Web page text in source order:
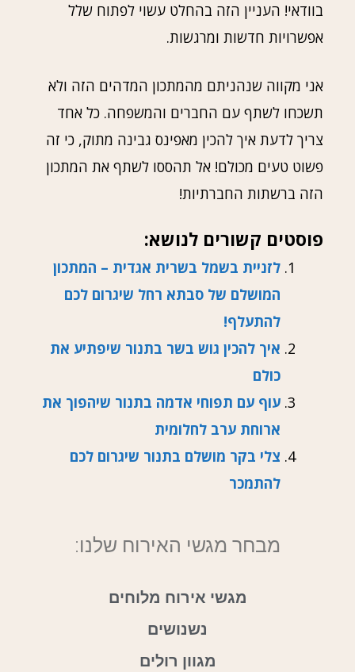
בוודאי! העניין הזה בהחלט עשוי לפתוח שלל
אפשרויות חדשות ומרגשות.
אני מקווה שנהניתם מהמתכון המדהים הזה ולא
תשכחו לשתף עם החברים והמשפחה. כל אחד
צריך לדעת איך להכין מאפינס גבינה מתוק, כי זה
פשוט טעים מכולם! אל תהססו לשתף את המתכון
הזה ברשתות החברתיות!
פוסטים קשורים לנושא:
לזניית בשמל בשרית אגדית – המתכון
המושלם של סבתא רחל שיגרום לכם
להתעלף!
איך להכין גוש בשר בתנור שיפתיע את
כולם
עוף עם תפוחי אדמה בתנור שיהפוך את
ארוחת ערב לחלומית
צלי בקר מושלם בתנור שיגרום לכם
להתמכר
מבחר מגשי האירוח שלנו:
מגשי אירוח מלוחים
נשנושים
מגוון רולים